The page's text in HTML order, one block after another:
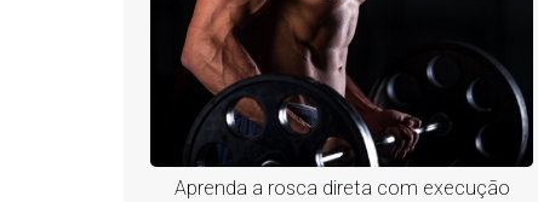
Aprenda a rosca direta com execução